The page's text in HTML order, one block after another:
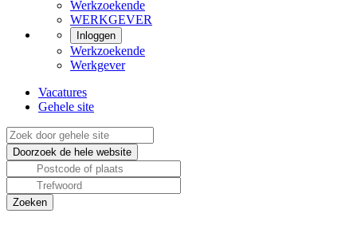
Werkzoekende
WERKGEVER
Inloggen
Werkzoekende
Werkgever
Vacatures
Gehele site